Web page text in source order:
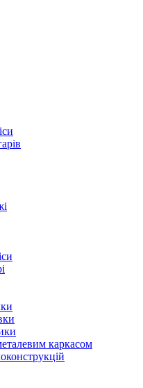
каркасом